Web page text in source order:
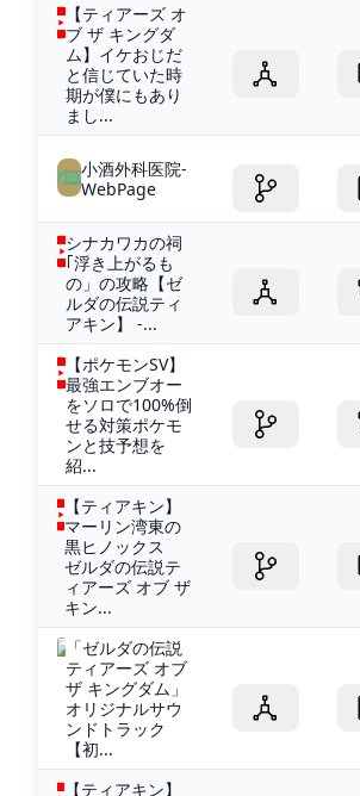
【ティアーズ オ
ブ ザ キングダ
ム】イケおじだ
と信じていた時
期が僕にもあり
まし...
小酒外科医院-
WebPage
シナカワカの祠
｢浮き上がるも
の」の攻略【ゼ
ルダの伝説ティ
アキン】 -...
【ポケモンSV】
最強エンブオー
をソロで100%倒
せる対策ポケモ
ンと技予想を
紹...
【ティアキン】
マーリン湾東の
黒ヒノックス
ゼルダの伝説テ
ィアーズ オブ ザ
キン...
「ゼルダの伝説
ティアーズ オブ
ザ キングダム」
オリジナルサウ
ンドトラック
【初...
【ティアキン】